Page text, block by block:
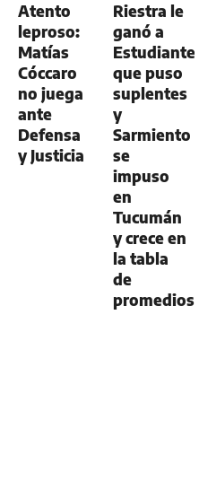
Atento
leproso:
Matías
Cóccaro
no juega
ante
Defensa
y Justicia
Riestra le
ganó a
Estudiantes,
que puso
suplentes
y
Sarmiento
se
impuso
en
Tucumán
y crece en
la tabla
de
promedios